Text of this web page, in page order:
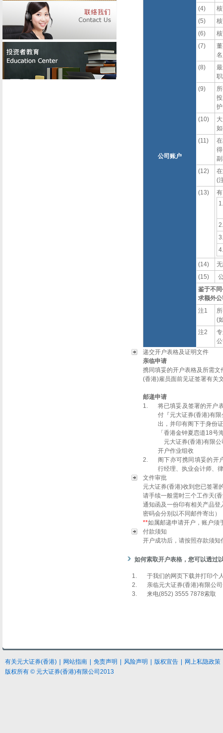
公司账户
(4)
(5)
(6)
(7)
(8)
(9)
(10)
(11)
(12)
(
(13)
1.
2.
3.
4.
(14)
(15)
鉴于不
求额外
注1
(
注2
递交开户表格及证明文件
亲临申请
携同填妥的开户表格及所需
(香港)雇员面前见证签署有关
邮递申请
1.
将已填妥及签署的开户
付『元大证券(香港)有
出，并印有阁下于身份
「 香港金钟夏悫道18号
元大证券(香港)有限公
开户作业组收
2.
阁下亦可携同填妥的开
行经理、执业会计师、
文件审批
元大证券(香港)收到您已签署
请手续一般需时三个工作天(
通知函及一份印有相关产品
密码会分别以不同邮件寄出
**如属邮递申请开户，账户须
付款须知
开户成功后，请按照存款须
如何索取开户表格，您可以透过
1.
于我们的网页下载并打印个
2.
亲临元大证券(香港)有限公
3.
来电(852) 3555 7878索取
有关元大证券(香港) 网站指南 免责声明 风险声明 版权宣告
网上私隐政策
版权所有 © 元大证券(香港)有限公司2013